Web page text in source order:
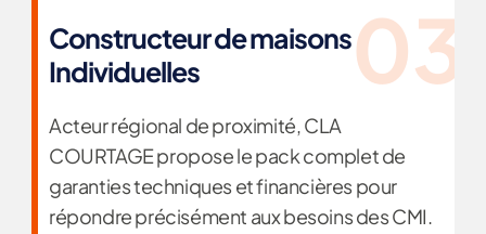
Constructeur de maisons
Individuelles
Acteur régional de proximité, CLA
COURTAGE propose le pack complet de
garanties techniques et financières pour
répondre précisément aux besoins des CMI.